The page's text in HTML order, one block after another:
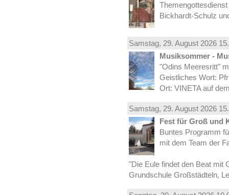
Bickhardt-Schulz
Samstag, 29. August 2026
Musiksommer -
"Odins Meeresritt"
Geistliches Wort:
Ort: VINETA auf
Samstag, 29. August 2026
Fest für Groß und
Buntes Programm
mit dem Team der
"Die Eule findet den Beat mit
Grundschule Großstädteln,